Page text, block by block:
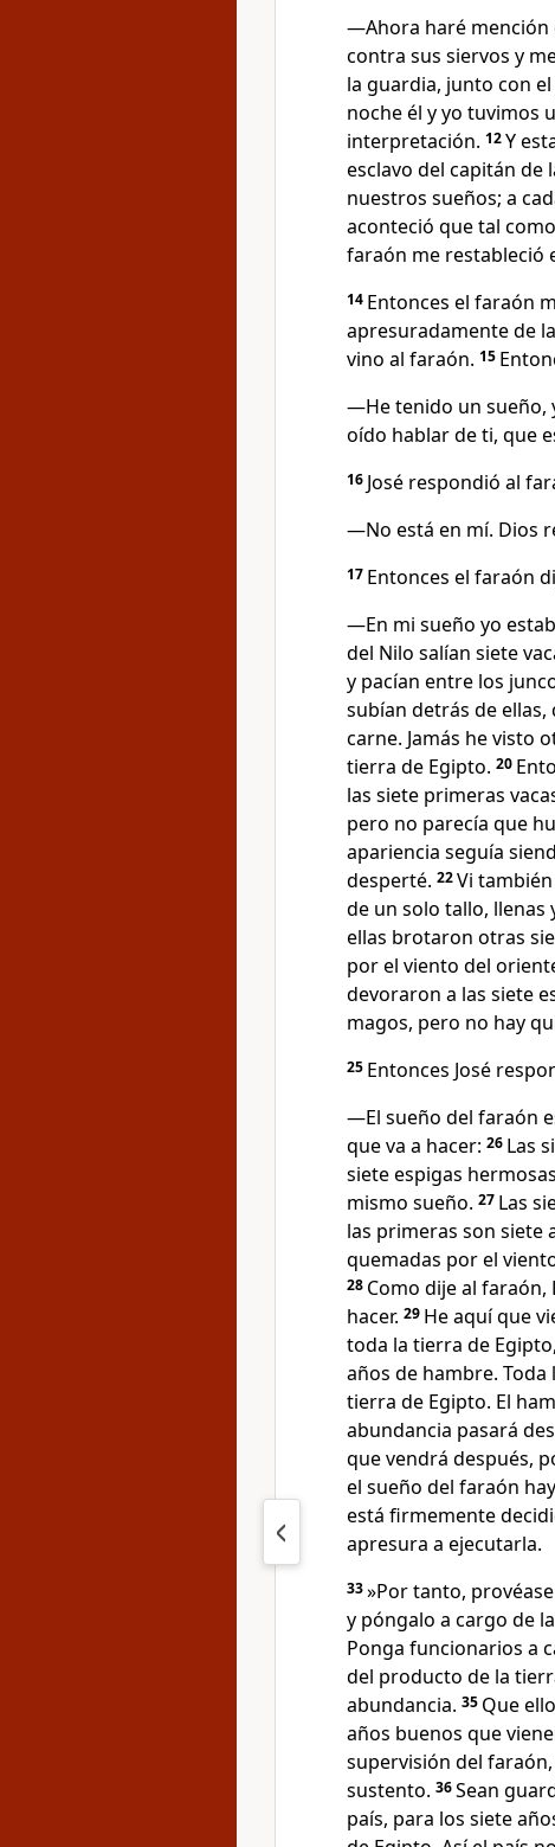
—Ahora haré mención
contra sus siervos y
la guardia, junto con
noche él y yo tuvimos
interpretación. 12Y
esclavo del capitán de
nuestros sueños; a
aconteció que tal
faraón me restableció
14 Entonces el faraón
apresuradamente de
vino al faraón. 15
—He tenido un sueño,
oído hablar de ti, que
16 José respondió al
—No está en mí. Dios
17 Entonces el faraón
—En mi sueño yo
del Nilo salían siete
y pacían entre los
subían detrás de ellas,
carne. Jamás he visto
tierra de Egipto. 20
las siete primeras
pero no parecía que
apariencia seguía
desperté. 22Vi
de un solo tallo, llenas
ellas brotaron otras
por el viento del
devoraron a las siete
magos, pero no hay
25 Entonces José
—El sueño del faraón
que va a hacer: 26 Las
siete espigas
mismo sueño. 27 Las
las primeras son siete
quemadas por el
28 Como dije al
hacer. 29 He aquí que
toda la tierra de Egipto,
años de hambre.
tierra de Egipto. El
abundancia pasará
que vendrá después,
el sueño del faraón
está firmemente
apresura a ejecutarla.
33»Por tanto,
y póngalo a cargo de
Ponga funcionarios a
del producto de la
abundancia. 35 Que
años buenos que
supervisión del
sustento. 36Sean
país, para los siete